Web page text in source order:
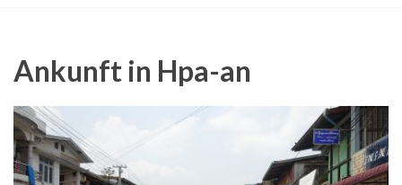
Ankunft in Hpa-an